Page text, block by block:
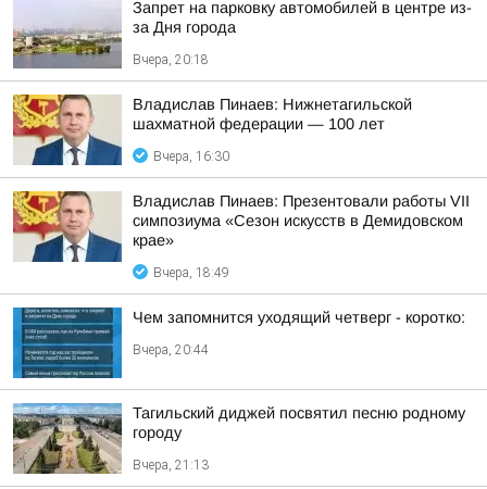
Запрет на парковку автомобилей в центре из-
за Дня города
Вчера, 20:18
Владислав Пинаев: Нижнетагильской
шахматной федерации — 100 лет
Вчера, 16:30
Владислав Пинаев: Презентовали работы VII
симпозиума «Сезон искусств в Демидовском
крае»
Вчера, 18:49
Чем запомнится уходящий четверг - коротко:
Вчера, 20:44
Тагильский диджей посвятил песню родному
городу
Вчера, 21:13